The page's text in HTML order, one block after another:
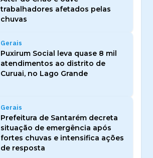
trabalhadores afetados pelas
chuvas
Gerais
Puxirum Social leva quase 8 mil
atendimentos ao distrito de
Curuai, no Lago Grande
Gerais
Prefeitura de Santarém decreta
situação de emergência após
fortes chuvas e intensifica ações
de resposta